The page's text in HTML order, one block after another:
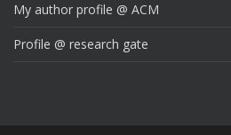
My author profile @ ACM
Profile @ research gate